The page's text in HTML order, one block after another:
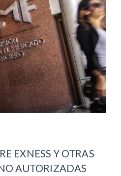
EXNESS Y OTRAS
AUTORIZADAS